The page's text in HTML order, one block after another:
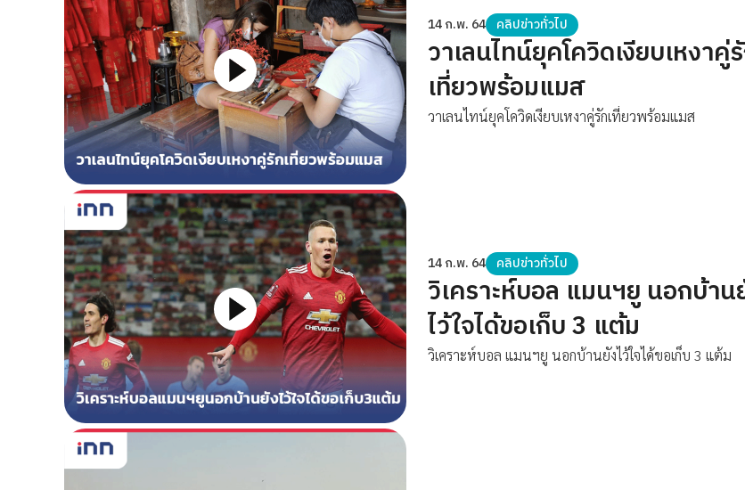
14 ก.พ. 64 คลิปข่าวทั่วไป
วาเลนไทน์ยุคโควิดเงียบเหงาคู่
เที่ยวพร้อมแมส
วาเลนไทน์ยุคโควิดเงียบเหงาคู่รักเที่ยวพร้อมแมส
14 ก.พ. 64 คลิปข่าวทั่วไป
วิเคราะห์บอล แมนฯยู นอกบ้าน
ไว้ใจได้ขอเก็บ 3 แต้ม
วิเคราะห์บอล แมนฯยู นอกบ้านยังไว้ใจได้ขอเก็บ 3 แต้ม